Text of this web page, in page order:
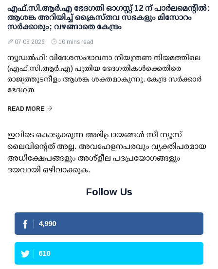
എഫ്.സി.ആര്‍.എ ഭേദഗതി ഓഗസ്റ്റ് 12 ന് പാര്‍ലമെന്റില്‍:
ആശങ്ക അറിയിച്ച് ക്രൈസ്തവ സഭകളും മിസോറം
സര്‍ക്കാരും; വഴങ്ങാതെ കേന്ദ്രം
07 08 2026 10 mins read
ന്യൂഡല്‍ഹി: വിദേശസംഭാവനാ നിയന്ത്രണ നിയമത്തിലെ
(എഫ്.സി.ആര്‍.എ) പുതിയ ഭേദഗതികള്‍ക്കെതിരെ
രാജ്യത്തുടനീളം ആശങ്ക ശക്തമാകുന്നു. കേന്ദ്ര സര്‍ക്കാര്‍
ഭേദഗത
READ MORE
ഇവിടെ കൊടുക്കുന്ന അഭിപ്രായങ്ങള്‍ സീ ന്യൂസ്
ലൈവിന്റെത് അല്ല. അവഹേളനപരവും വ്യക്തിപരമായ
അധിക്ഷേപങ്ങളും അശ്‌ളീല പദപ്രയോഗങ്ങളും
ദയവായി ഒഴിവാക്കുക.
Follow Us
4,990
610